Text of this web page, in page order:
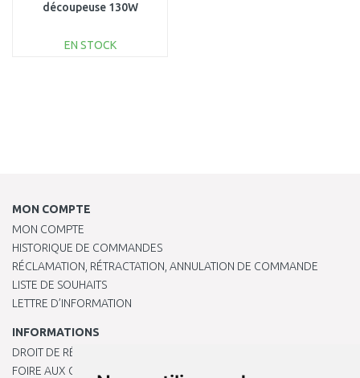
découpeuse 130W
EN STOCK
MON COMPTE
MON COMPTE
HISTORIQUE DE COMMANDES
RÉCLAMATION, RÉTRACTATION, ANNULATION DE COMMANDE
LISTE DE SOUHAITS
LETTRE D’INFORMATION
INFORMATIONS
DROIT DE RÉTRACTATION
FOIRE AUX QUESTIONS